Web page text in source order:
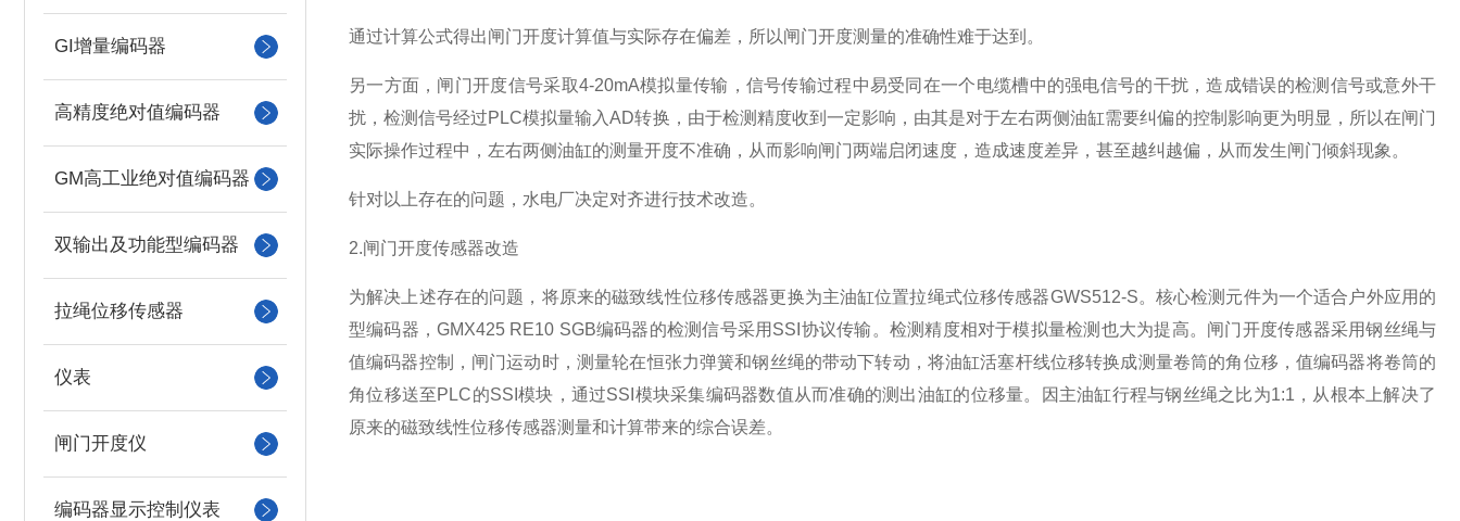
GI增量编码器
高精度绝对值编码器
GM高工业绝对值编码器
双输出及功能型编码器
拉绳位移传感器
仪表
闸门开度仪
编码器显示控制仪表
通过计算公式得出闸门开度计算值与实际存在偏差，所以闸门开度测量的准确性难于达到。
另一方面，闸门开度信号采取4-20mA模拟量传输，信号传输过程中易受同在一个电缆槽中的强电信号的干扰，造成错误的检测信号或意外干
扰，检测信号经过PLC模拟量输入AD转换，由于检测精度收到一定影响，由其是对于左右两侧油缸需要纠偏的控制影响更为明显，所以在闸门
实际操作过程中，左右两侧油缸的测量开度不准确，从而影响闸门两端启闭速度，造成速度差异，甚至越纠越偏，从而发生闸门倾斜现象。
针对以上存在的问题，水电厂决定对齐进行技术改造。
2.闸门开度传感器改造
为解决上述存在的问题，将原来的磁致线性位移传感器更换为主油缸位置拉绳式位移传感器GWS512-S。核心检测元件为一个适合户外应用的
型编码器，GMX425 RE10 SGB编码器的检测信号采用SSI协议传输。检测精度相对于模拟量检测也大为提高。闸门开度传感器采用钢丝绳与
值编码器控制，闸门运动时，测量轮在恒张力弹簧和钢丝绳的带动下转动，将油缸活塞杆线位移转换成测量卷筒的角位移，值编码器将卷筒的
角位移送至PLC的SSI模块，通过SSI模块采集编码器数值从而准确的测出油缸的位移量。因主油缸行程与钢丝绳之比为1:1，从根本上解决了
原来的磁致线性位移传感器测量和计算带来的综合误差。